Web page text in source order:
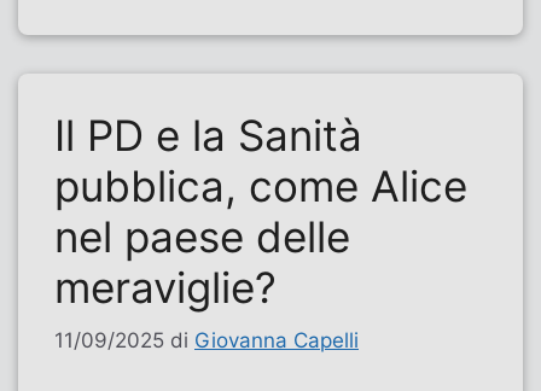
Il PD e la Sanità
pubblica, come Alice
nel paese delle
meraviglie?
11/09/2025 di Giovanna Capelli